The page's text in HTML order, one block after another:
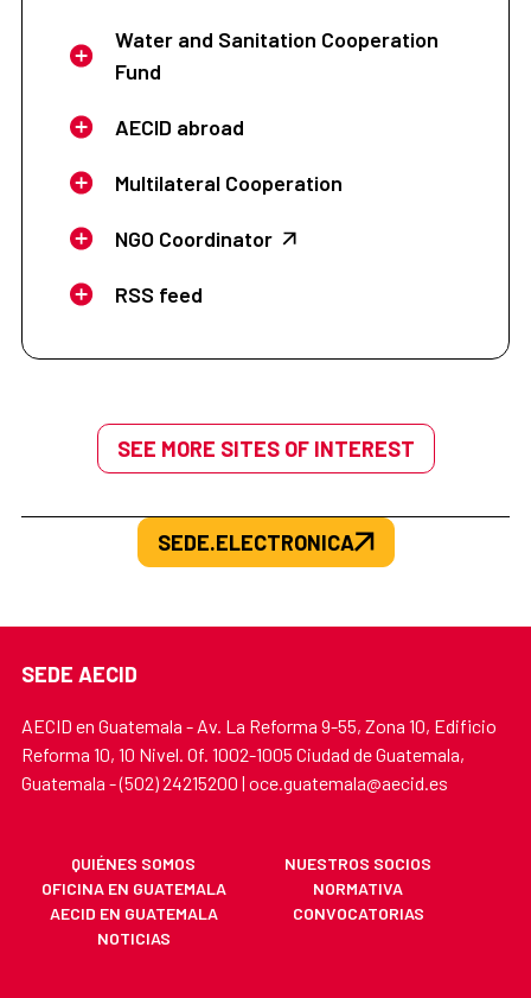
Water and Sanitation Cooperation
Fund
AECID abroad
Multilateral Cooperation
NGO Coordinator
RSS feed
SEE MORE SITES OF INTEREST
SEDE.ELECTRONICA
SEDE AECID
AECID en Guatemala - Av. La Reforma 9-55, Zona 10, Edificio
Reforma 10, 10 Nivel. Of. 1002-1005 Ciudad de Guatemala,
Guatemala - (502) 24215200 | oce.guatemala@aecid.es
QUIÉNES SOMOS
NUESTROS SOCIOS
OFICINA EN GUATEMALA
NORMATIVA
AECID EN GUATEMALA
CONVOCATORIAS
NOTICIAS